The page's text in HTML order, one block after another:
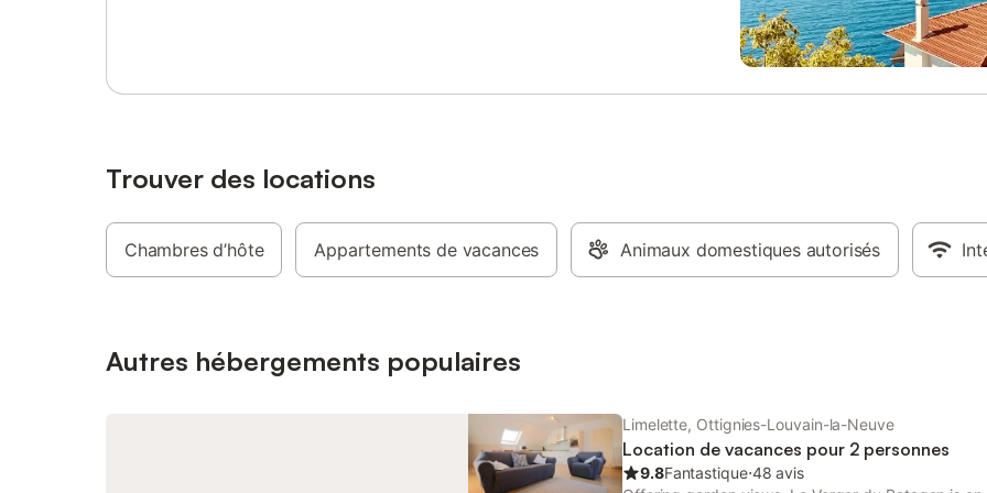
de spa et de bien-être avec
hammam et bain à remous, ainsi
piscine intérieure ouverte toute
bâtiment est équipé d'un
propose des services de centre
fumeurs. Un parcours de golf se
moins de 3 km, et les environs
diverses activités, notamment des
Trouver des locations
Chambres d’hôte Appartements de vacances Animaux domestiques autorisés
Autres hébergements populaires
Limelette, Ottignies-Louvain-la-Neuve
Location de vacances pour 2 personnes
9.8Fantastique⋅48 avis